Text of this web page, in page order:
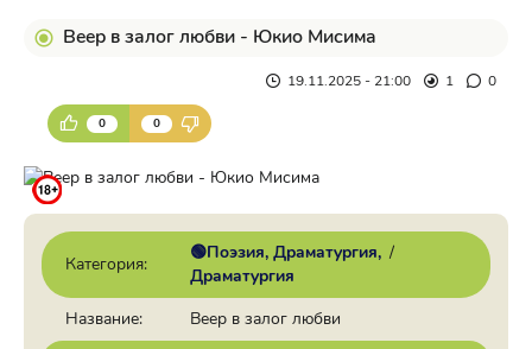
Веер в залог любви - Юкио Мисима
19.11.2025 - 21:00 1 0
0 0
Категория:
🟢Поэзия, Драматургия /
Драматургия
Название:
Веер в залог любви